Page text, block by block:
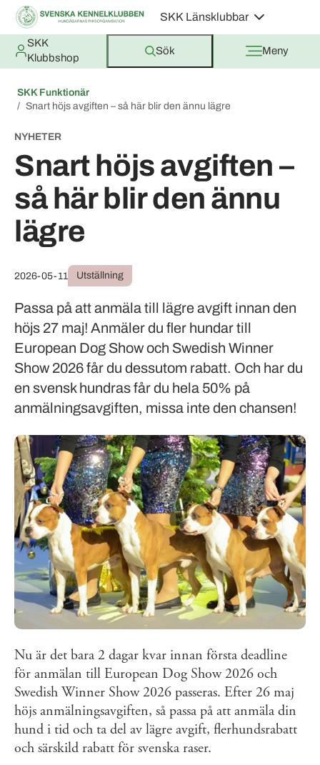
SKK Länsklubbar
SKK
Klubbshop
Sök Meny
SKK Funktionär
Snart höjs avgiften – så här blir den ännu lägre
Snart höjs avgiften –
så här blir den ännu
lägre
NYHETER
2026-05-11 Utställning
Passa på att anmäla till lägre avgift innan den
höjs 27 maj! Anmäler du fler hundar till
European Dog Show och Swedish Winner
Show 2026 får du dessutom rabatt. Och har du
en svensk hundras får du hela 50% på
anmälningsavgiften, missa inte den chansen!
Nu är det bara 2 dagar kvar innan första deadline
för anmälan till European Dog Show 2026 och
Swedish Winner Show 2026 passeras. Efter 26 maj
höjs anmälningsavgiften, så passa på att anmäla din
hund i tid och ta del av lägre avgift, flerhundsrabatt
och särskild rabatt för svenska raser.